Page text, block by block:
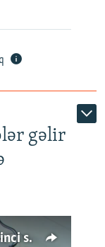
gəlir
50 min müəllim işini itirə bilər. Birinci sinfə gedənlər azalır